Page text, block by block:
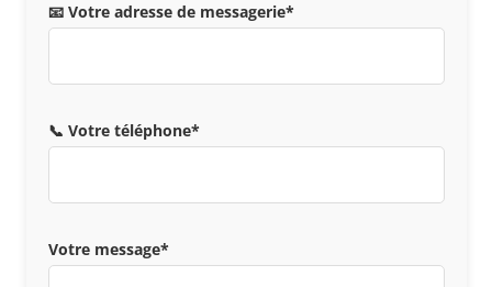
📧 Votre adresse de messagerie*
📞 Votre téléphone*
Votre message*